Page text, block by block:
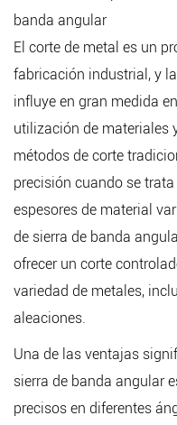
banda angular
El corte de metal es un
fabricación industrial, y
influye en gran medida
utilización de materiales
métodos de corte
precisión cuando se
espesores de material
de sierra de banda
ofrecer un corte
variedad de metales,
aleaciones.
Una de las ventajas
sierra de banda angular
precisos en diferentes